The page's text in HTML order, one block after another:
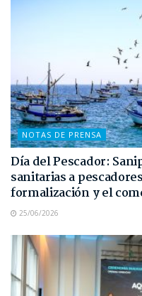
NOTAS DE PRENSA
Día del Pescador:
sanitarias a
formalización y el
25/06/2026